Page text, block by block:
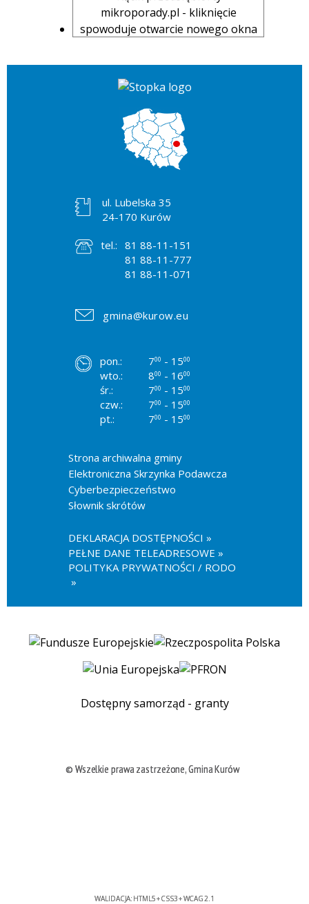
ul. Lubelska 35
24-170 Kurów
tel.: 81 88-11-151
81 88-11-777
81 88-11-071
gmina@kurow.eu
pon.: 700 - 1500
wto.: 800 - 1600
śr.: 700 - 1500
czw.: 700 - 1500
pt.: 700 - 1500
Strona archiwalna gminy
Elektroniczna Skrzynka Podawcza
Cyberbezpieczeństwo
Słownik skrótów
DEKLARACJA DOSTĘPNOŚCI
PEŁNE DANE TELEADRESOWE
POLITYKA PRYWATNOŚCI / RODO
Dostępny samorząd - granty
© Wszelkie prawa zastrzeżone, Gmina Kurów
WALIDACJA: HTML5+CSS3+WCAG 2.1